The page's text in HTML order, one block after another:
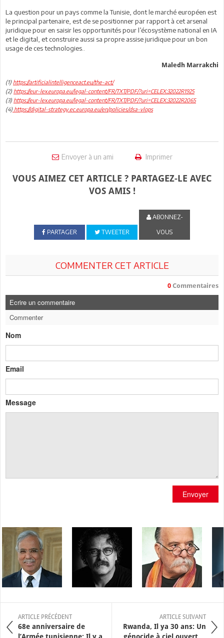
La question pour un pays comme la Tunisie, dont le marché européen est
le principal partenaire, est de se positionner par rapport à cet arsenal
juridique pour en saisir les opportunités pour l’écosystème national en IA
et le digital, et construire aussi sa propre assise juridique pour un bon
usage de ces technologies..
Maledh Marrakchi
(1) https://artificialintelligenceact.eu/the-act/
(2) https://eur-lex.europa.eu/legal-content/FR/TXT/PDF/?uri=CELEX:32022R1925
(3) https://eur-lex.europa.eu/legal-content/FR/TXT/PDF/?uri=CELEX:32022R2065
(4) https://digital-strategy.ec.europa.eu/en/policies/dsa-vlops
Envoyer à un ami Imprimer
VOUS AIMEZ CET ARTICLE ? PARTAGEZ-LE AVEC
VOS AMIS !
PARTAGER TWEETER
ABONNEZ-
VOUS
COMMENTER CET ARTICLE
0 Commentaires
Ecrire un commentaire
Commenter
Nom
Email
Message
Envoyer
ARTICLE PRÉCÉDENT
68e anniversaire de
l’Armée tunisienne: Il y a ...
ARTICLE SUIVANT
Rwanda, Il ya 30 ans: Un
génocide à ciel ouvert ...